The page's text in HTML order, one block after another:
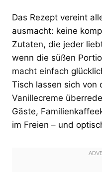
Das Rezept vereint
ausmacht: keine
Zutaten, die jeder
wenn die süßen
macht einfach
Tisch lassen sich von
Vanillecreme
Gäste,
im Freien – und